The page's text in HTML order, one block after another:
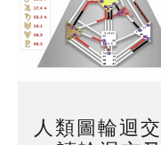
人類圖輪迴